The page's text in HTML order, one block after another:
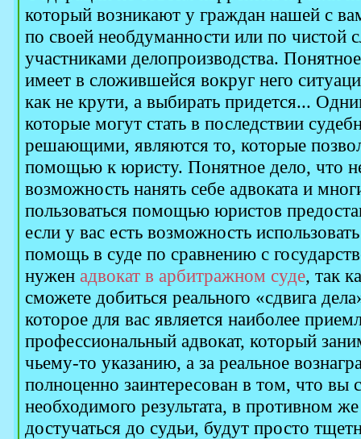
который возникают у граждан нашей с
по своей необдуманности или по чистой
участниками делопроизводства.
имеет в сложившейся вокруг него
как не крути, а выбирать придется...
которые могут стать в последствии
решающими, являются то, которые
помощью к юристу. Понятное дело, что
возможность нанять себе адвоката и
пользоваться помощью юристов
если у вас есть возможность
помощь в суде по сравнению с
нужен адвокат в арбитражном суде, так
сможете добиться реального «сдвига
которое для вас является наиболее
профессиональный адвокат, который
чьему-то указанию, а за реальное
полноценно заинтересован в том, что вы
необходимого результата, в противном
достучаться до судьи, будут просто